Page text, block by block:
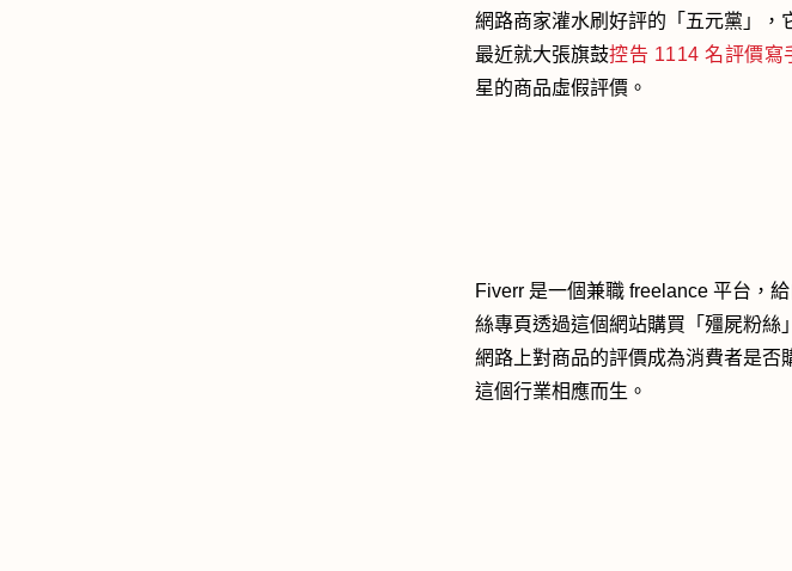
網路商家灌水刷好評的「五元黨」，
最近就大張旗鼓控告 1114 名評價寫
星的商品虛假評價。
Fiverr 是一個兼職 freelance 平台，
絲專頁透過這個網站購買「殭屍粉絲
網路上對商品的評價成為消費者是否
這個行業相應而生。